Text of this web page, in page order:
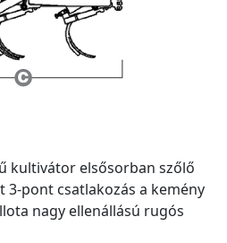
kultivátor elsősorban szőlő
3-pont csatlakozás a kemény
nagy ellenállású rugós